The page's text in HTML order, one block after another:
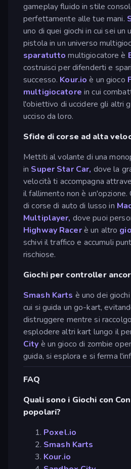
gameplay fluido in stile
perfettamente alle tue mani.
uno di quei giochi in cui sei un
pistola in un universo
sparatutto multigiocatore è
costruisci per difenderti e
successo. Kour.io è un gioco
multigiocatore in cui
l'obiettivo di uccidere gli altri
ucciso da loro.
Sfide di corse ad alta
Mettiti al volante di una
in Super Star Car, dove la
velocità ti accompagna
il fallimento non è un'opzione.
di corse di auto di lusso in
Multiplayer, dove puoi
Highway Racerè un altro
schivi il traffico e accumuli
rischiose.
Giochi per controller
Smash Karts è uno dei
cui si guida un go-kart,
distruggere mentre si
esplodere altri kart lungo il
City è un gioco di zombie
guida, si esplora e si ferma
FAQ
Quali sono i Giochi con
popolari?
Poxel.io
Smash Karts
Kour.io